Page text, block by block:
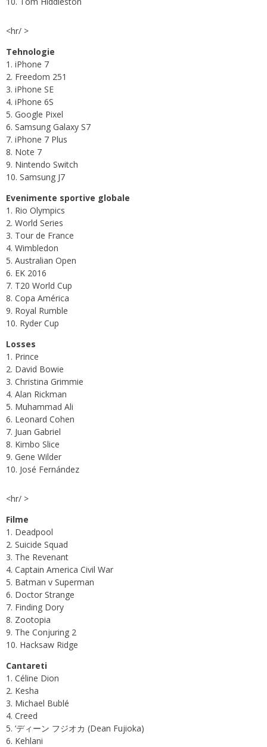
<hr/ >
Tehnologie
1. iPhone 7
2. Freedom 251
3. iPhone SE
4. iPhone 6S
5. Google Pixel
6. Samsung Galaxy S7
7. iPhone 7 Plus
8. Note 7
9. Nintendo Switch
10. Samsung J7
Evenimente sportive globale
1. Rio Olympics
2. World Series
3. Tour de France
4. Wimbledon
5. Australian Open
6. EK 2016
7. T20 World Cup
8. Copa América
9. Royal Rumble
10. Ryder Cup
Losses
1. Prince
2. David Bowie
3. Christina Grimmie
4. Alan Rickman
5. Muhammad Ali
6. Leonard Cohen
7. Juan Gabriel
8. Kimbo Slice
9. Gene Wilder
10. José Fernández
<hr/ >
Filme
1. Deadpool
2. Suicide Squad
3. The Revenant
4. Captain America Civil War
5. Batman v Superman
6. Doctor Strange
7. Finding Dory
8. Zootopia
9. The Conjuring 2
10. Hacksaw Ridge
Cantareti
1. Céline Dion
2. Kesha
3. Michael Bublé
4. Creed
5. ‘ディーン フジオカ (Dean Fujioka)
6. Kehlani